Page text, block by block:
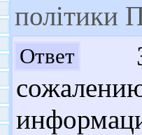
політики
Ответ